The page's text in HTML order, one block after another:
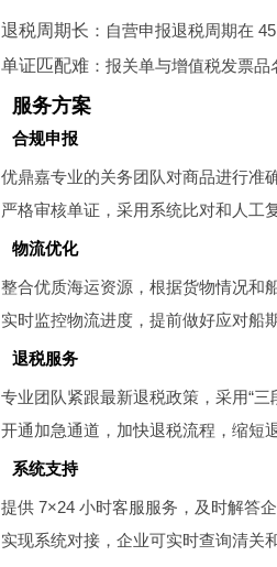
退税周期长 ：自营申报退税周期在
单证匹配难 ：报关单与增值税发票
服务方案
合规申报
优鼎嘉专业的关务团队对商品进行准
严格审核单证，采用系统比对和人工
物流优化
整合优质海运资源，根据货物情况和
实时监控物流进度，提前做好应对船
退税服务
专业团队紧跟最新退税政策，采用“三
开通加急通道，加快退税流程，缩短
系统支持
提供 7×24 小时客服服务，及时解答企
实现系统对接，企业可实时查询清关